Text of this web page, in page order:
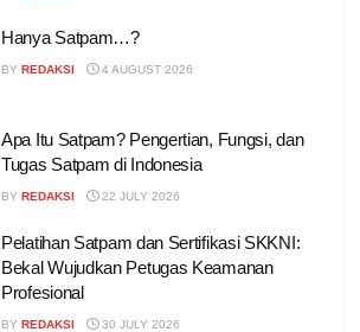
Hanya Satpam…?
BY REDAKSI 4 AUGUST 2026
Apa Itu Satpam? Pengertian, Fungsi, dan
Tugas Satpam di Indonesia
BY REDAKSI 22 JULY 2026
Pelatihan Satpam dan Sertifikasi SKKNI:
Bekal Wujudkan Petugas Keamanan
Profesional
BY REDAKSI 30 JULY 2026